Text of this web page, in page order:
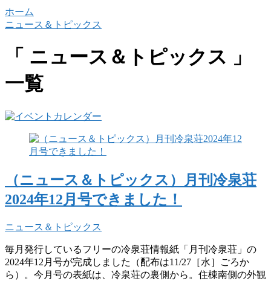
ホーム
ニュース＆トピックス
「 ニュース＆トピックス 」
一覧
（ニュース＆トピックス）月刊冷泉荘
2024年12月号できました！
ニュース＆トピックス
毎月発行しているフリーの冷泉荘情報紙「月刊冷泉荘」の
2024年12月号が完成しました（配布は11/27［水］ごろか
ら）。今月号の表紙は、冷泉荘の裏側から。住棟南側の外観